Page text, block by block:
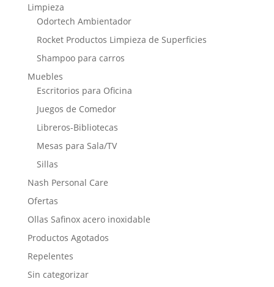
Limpieza
Odortech Ambientador
Rocket Productos Limpieza de Superficies
Shampoo para carros
Muebles
Escritorios para Oficina
Juegos de Comedor
Libreros-Bibliotecas
Mesas para Sala/TV
Sillas
Nash Personal Care
Ofertas
Ollas Safinox acero inoxidable
Productos Agotados
Repelentes
Sin categorizar